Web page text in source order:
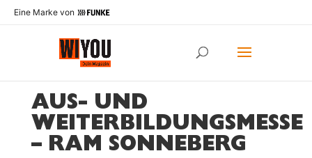
Eine Marke von
AUS- UND
WEITERBILDUNGSMESSE
– RAM SONNEBERG